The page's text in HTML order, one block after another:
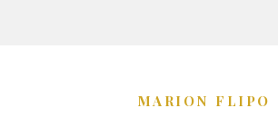
MARION FLIPO